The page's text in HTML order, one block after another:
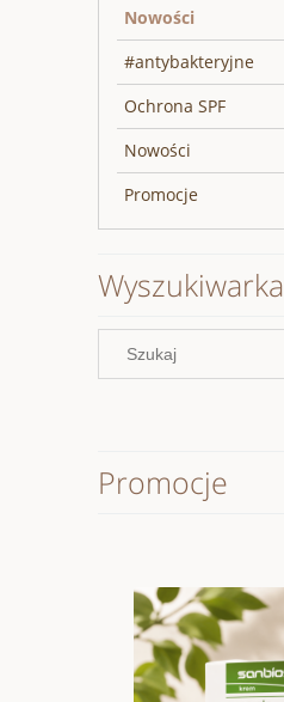
Nowości
#antybakteryjne
Ochrona SPF
Nowości
Promocje
Wyszukiwarka
Promocje